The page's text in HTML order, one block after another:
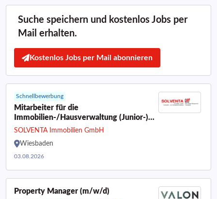
Suche speichern und kostenlos Jobs per
Mail erhalten.
Kostenlos Jobs per Mail abonnieren
Schnellbewerbung
Mitarbeiter für die
Immobilien-/Hausverwaltung (Junior-)
Immobilienverwalter WEG + MIET -
Immobilienkaufmann-/frau (m/w/d) in
Vollzeit / Teilzeit
SOLVENTA Immobilien GmbH
Wiesbaden
03.08.2026
Property Manager (m/w/d)